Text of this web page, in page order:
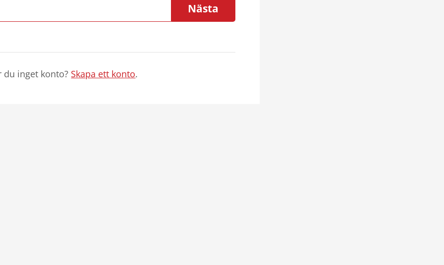
Nästa
du inget konto? Skapa ett konto.